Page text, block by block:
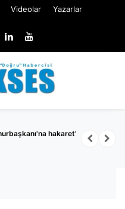
Videolar Yazarlar
hakaret'